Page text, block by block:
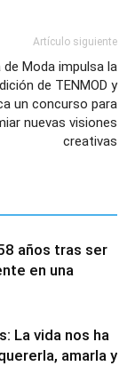
Artículo siguiente
de Moda impulsa la
de TENMOD y
un concurso para
nuevas visiones
creativas
años tras ser
en una
La vida nos ha
amarla y